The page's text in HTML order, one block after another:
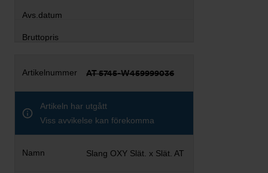
AT 5745-W459999036
Artikeln har utgått
Viss avvikelse kan förekomma
Slang OXY Slät. x Slät. AT